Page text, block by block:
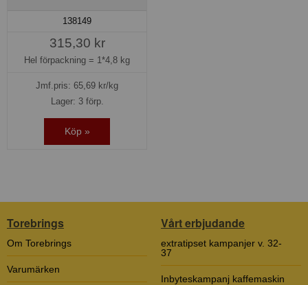
138149
315,30 kr
Hel förpackning = 1*4,8 kg
Jmf.pris: 65,69 kr/kg
Lager: 3 förp.
Köp »
Torebrings
Om Torebrings
Varumärken
Vårt erbjudande
extratipset kampanjer v. 32-
37
Inbyteskampanj kaffemaskin